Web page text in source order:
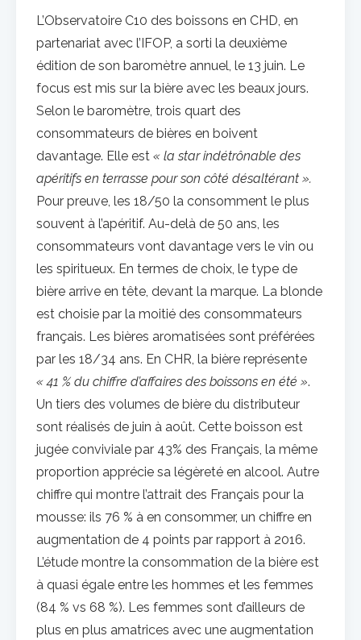
L’Observatoire C10 des boissons en CHD, en
partenariat avec l’IFOP, a sorti la deuxième
édition de son baromètre annuel, le 13 juin. Le
focus est mis sur la bière avec les beaux jours.
Selon le baromètre, trois quart des
consommateurs de bières en boivent
davantage. Elle est « la star indétrônable des
apéritifs en terrasse pour son côté désaltérant ».
Pour preuve, les 18/50 la consomment le plus
souvent à l’apéritif. Au-delà de 50 ans, les
consommateurs vont davantage vers le vin ou
les spiritueux. En termes de choix, le type de
bière arrive en tête, devant la marque. La blonde
est choisie par la moitié des consommateurs
français. Les bières aromatisées sont préférées
par les 18/34 ans. En CHR, la bière représente
« 41 % du chiffre d’affaires des boissons en été ».
Un tiers des volumes de bière du distributeur
sont réalisés de juin à août. Cette boisson est
jugée conviviale par 43% des Français, la même
proportion apprécie sa légèreté en alcool. Autre
chiffre qui montre l’attrait des Français pour la
mousse: ils 76 % à en consommer, un chiffre en
augmentation de 4 points par rapport à 2016.
L’étude montre la consommation de la bière est
à quasi égale entre les hommes et les femmes
(84 % vs 68 %). Les femmes sont d’ailleurs de
plus en plus amatrices avec une augmentation